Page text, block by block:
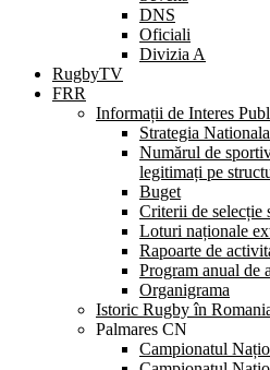
DNS
Oficiali
Divizia A
RugbyTV
FRR
Informații de Interes
Strategia
Numărul de
legitimați pe
Buget
Criterii de selecție
Loturi naționale
Rapoarte de
Program anual de
Organigrama
Istoric Rugby în
Palmares CN
Campionatul